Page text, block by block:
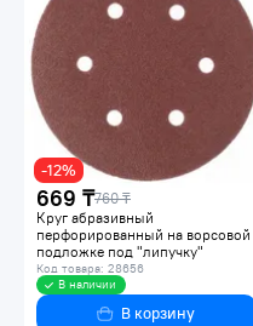
669 ₸760 ₸
-12%
Круг абразивный
перфорированный на ворсовой
подложке под "липучку"
MATRIX P150 150мм 5шт. 73842
Код товара: 28656
В наличии
В корзину